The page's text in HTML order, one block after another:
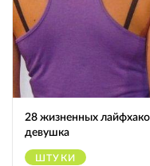
28 жизненных
девушка
ШТУКИ